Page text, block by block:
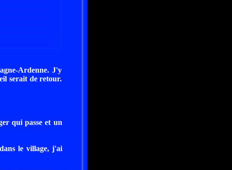
Ardenne. J'y
serait de retour.
qui passe et un
le village, j'ai